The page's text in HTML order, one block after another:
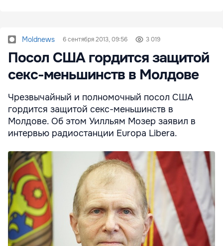
Moldnews 6 сентября 2013, 09:56 3 019
Посол США гордится защитой
секс-меньшинств в Молдове
Чрезвычайный и полномочный посол США
гордится защитой секс-меньшинств в
Молдове. Об этом Уилльям Мозер заявил в
интервью радиостанции Europa Libera.